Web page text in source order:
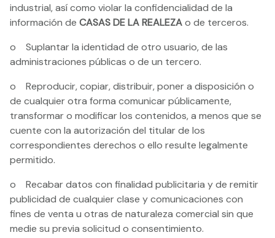
industrial, así como violar la confidencialidad de la
información de CASAS DE LA REALEZAo de terceros.
o Suplantar la identidad de otro usuario, de las
administraciones públicas o de un tercero.
o Reproducir, copiar, distribuir, poner a disposición o
de cualquier otra forma comunicar públicamente,
transformar o modificar los contenidos, a menos que se
cuente con la autorización del titular de los
correspondientes derechos o ello resulte legalmente
permitido.
o Recabar datos con finalidad publicitaria y de remitir
publicidad de cualquier clase y comunicaciones con
fines de venta u otras de naturaleza comercial sin que
medie su previa solicitud o consentimiento.